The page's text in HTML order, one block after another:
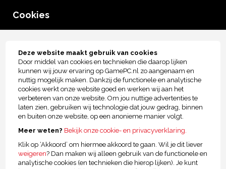
Cookies
Deze website maakt gebruik van cookies
Door middel van cookies en technieken die daarop lijken
kunnen wij jouw ervaring op GamePC.nl zo aangenaam en
nuttig mogelijk maken. Dankzij de functionele en analytische
cookies werkt onze website goed en werken wij aan het
verbeteren van onze website. Om jou nuttige advertenties te
laten zien, gebruiken wij technologie dat jouw gedrag, binnen
en buiten onze website, op een anonieme manier volgt.
Meer weten? Bekijk onze cookie- en privacyverklaring.
Klik op ‘Akkoord’ om hiermee akkoord te gaan. Wil je dit liever
weigeren? Dan maken wij alleen gebruik van de functionele en
analytische cookies (en technieken die hierop lijken). Je kunt
Hardware
Jouw voordelen
Bekijk alle voordelen van GamePc.nl
Grootste van de Benelux!
Al 21 jaar de beste kwaliteit
Achteraf betalen